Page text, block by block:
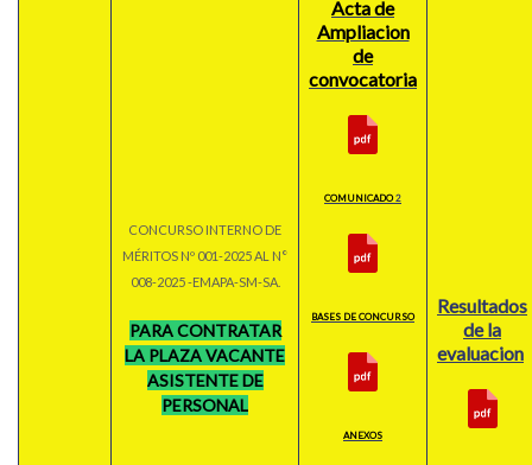
CONCURSO INTERNO DE
MÉRITOS Nº 001-2025 AL N°
008-2025 -EMAPA-SM-SA.
PARA CONTRATAR
LA PLAZA VACANTE
ASISTENTE DE
PERSONAL
Acta de
Ampliacion
de
convocatoria
COMUNICADO2
BASES DE CONCURSO
ANEXOS
Resultados
de la
evaluacion